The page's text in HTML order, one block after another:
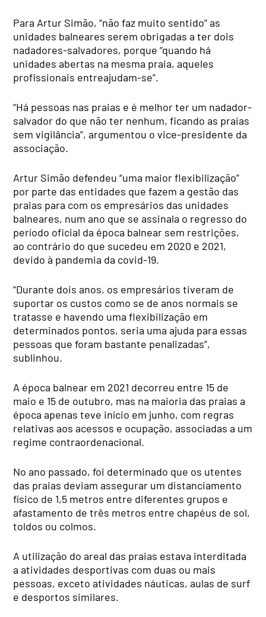
Para Artur Simão, “não faz muito sentido” as
unidades balneares serem obrigadas a ter dois
nadadores-salvadores, porque “quando há
unidades abertas na mesma praia, aqueles
profissionais entreajudam-se”.
“Há pessoas nas praias e é melhor ter um nadador-
salvador do que não ter nenhum, ficando as praias
sem vigilância”, argumentou o vice-presidente da
associação.
Artur Simão defendeu “uma maior flexibilização”
por parte das entidades que fazem a gestão das
praias para com os empresários das unidades
balneares, num ano que se assinala o regresso do
período oficial da época balnear sem restrições,
ao contrário do que sucedeu em 2020 e 2021,
devido à pandemia da covid-19.
“Durante dois anos, os empresários tiveram de
suportar os custos como se de anos normais se
tratasse e havendo uma flexibilização em
determinados pontos, seria uma ajuda para essas
pessoas que foram bastante penalizadas”,
sublinhou.
A época balnear em 2021 decorreu entre 15 de
maio e 15 de outubro, mas na maioria das praias a
época apenas teve início em junho, com regras
relativas aos acessos e ocupação, associadas a um
regime contraordenacional.
No ano passado, foi determinado que os utentes
das praias deviam assegurar um distanciamento
físico de 1,5 metros entre diferentes grupos e
afastamento de três metros entre chapéus de sol,
toldos ou colmos.
A utilização do areal das praias estava interditada
a atividades desportivas com duas ou mais
pessoas, exceto atividades náuticas, aulas de surf
e desportos similares.